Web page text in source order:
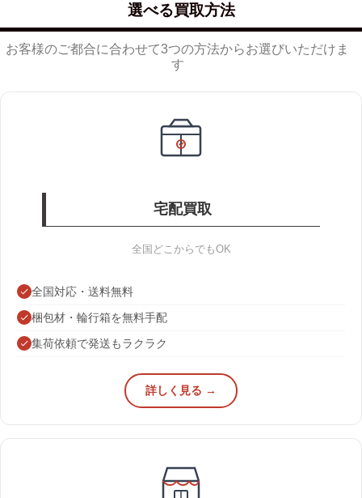
選べる買取方法
お客様のご都合に合わせて3つの方法からお選びいただけま
す
宅配買取
全国どこからでもOK
全国対応・送料無料
梱包材・輪行箱を無料手配
集荷依頼で発送もラクラク
詳しく見る →